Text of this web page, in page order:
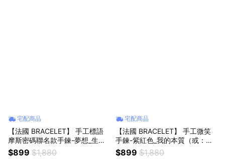
宅配商品
【法國 BRACELET】 手工標語
摩斯密碼聯名款手鍊-夢想_生日
禮物_牡羊座生日快樂_手工飾品_
夢想實現
$899 $1,880
宅配商品
【法國 BRACELET】 手工微笑
手鍊-紫紅色_我的本質（或：我
的真意）_做自己最閃亮的樣子)_
生日禮物_摩斯密碼_牡羊座生日
$899 $1,880